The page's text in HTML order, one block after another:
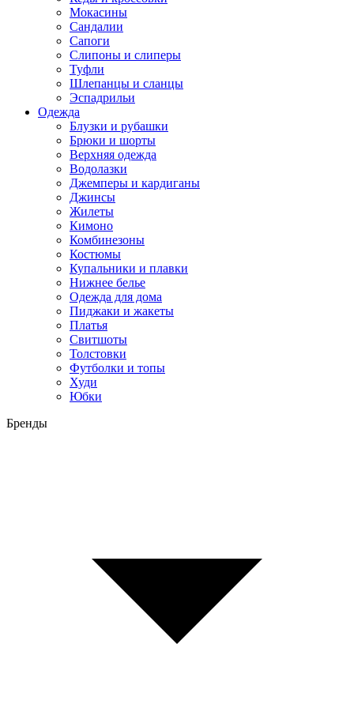
Мокасины
Сандалии
Сапоги
Слипоны и слиперы
Туфли
Шлепанцы и сланцы
Эспадрильи
Одежда
Блузки и рубашки
Брюки и шорты
Верхняя одежда
Водолазки
Джемперы и кардиганы
Джинсы
Жилеты
Кимоно
Комбинезоны
Костюмы
Купальники и плавки
Нижнее белье
Одежда для дома
Пиджаки и жакеты
Платья
Свитшоты
Толстовки
Футболки и топы
Худи
Юбки
Бренды